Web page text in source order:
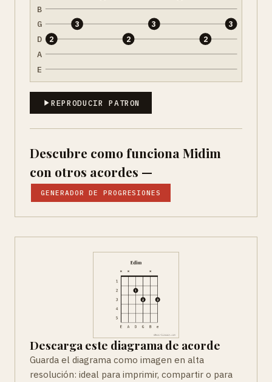
B
G
D
A
E
2
3
2
3
2
3
REPRODUCIR PATRON
Descubre como funciona Midim
con otros acordes —
GENERADOR DE PROGRESIONES
Descarga este diagrama de acorde
Guarda el diagrama como imagen en alta
resolución: ideal para imprimir, compartir o para